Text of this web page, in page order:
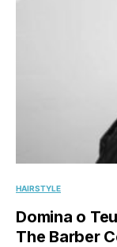
HAIRSTYLE
Domina o
The Barber